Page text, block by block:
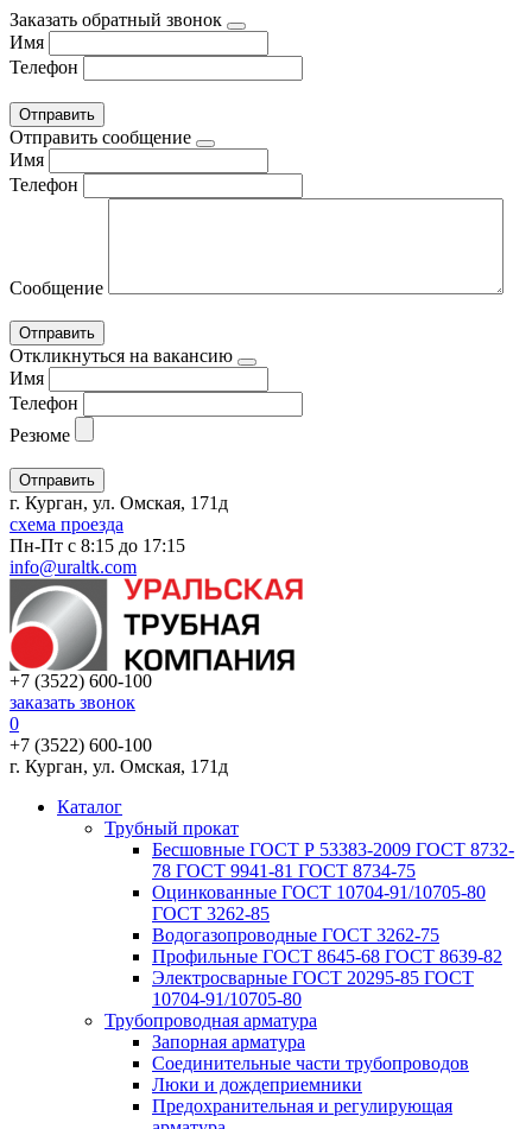
Заказать обратный звонок
Имя
Телефон
Отправить сообщение
Имя
Телефон
Сообщение
Откликнуться на вакансию
Имя
Телефон
Резюме
г. Курган, ул. Омская, 171д
схема проезда
Пн-Пт с 8:15 до 17:15
info@uraltk.com
+7 (3522) 600-100
заказать звонок
0
+7 (3522) 600-100
г. Курган, ул. Омская, 171д
Каталог
Трубный прокат
Беcшовные ГОСТ Р 53383-2009 ГОСТ 8732-
78 ГОСТ 9941-81 ГОСТ 8734-75
Оцинкованные ГОСТ 10704-91/10705-80
ГОСТ 3262-85
Водогазопроводные ГОСТ 3262-75
Профильные ГОСТ 8645-68 ГОСТ 8639-82
Электросварные ГОСТ 20295-85 ГОСТ
10704-91/10705-80
Трубопроводная арматура
Запорная арматура
Соединительные части трубопроводов
Люки и дождеприемники
Предохранительная и регулирующая